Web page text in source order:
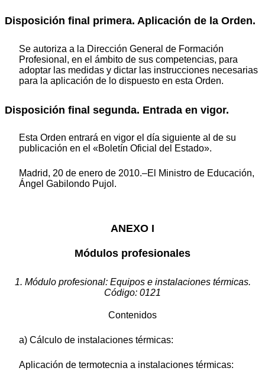
Disposición final primera. Aplicación de la Orden.
Se autoriza a la Dirección General de Formación
Profesional, en el ámbito de sus competencias, para
adoptar las medidas y dictar las instrucciones necesarias
para la aplicación de lo dispuesto en esta Orden.
Disposición final segunda. Entrada en vigor.
Esta Orden entrará en vigor el día siguiente al de su
publicación en el «Boletín Oficial del Estado».
Madrid, 20 de enero de 2010.–El Ministro de Educación,
Ángel Gabilondo Pujol.
ANEXO I
Módulos profesionales
1. Módulo profesional: Equipos e instalaciones térmicas.
Código: 0121
Contenidos
a) Cálculo de instalaciones térmicas:
Aplicación de termotecnia a instalaciones térmicas: